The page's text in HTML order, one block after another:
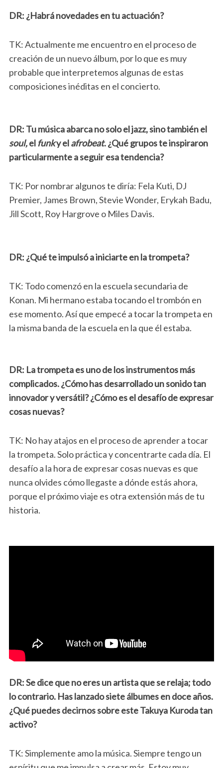
DR: ¿Habrá novedades en tu actuación?
TK: Actualmente me encuentro en el proceso de
creación de un nuevo álbum, por lo que es muy
probable que interpretemos algunas de estas
composiciones inéditas en el concierto.
DR: Tu música abarca no solo el jazz, sino también el
soul,el funky elafrobeat. ¿Qué grupos te inspiraron
particularmente a seguir esa tendencia?
TK: Por nombrar algunos te diría: Fela Kuti, DJ
Premier, James Brown, Stevie Wonder, Erykah Badu,
Jill Scott, Roy Hargrove o Miles Davis.
DR: ¿Qué te impulsó a iniciarte en la trompeta?
TK: Todo comenzó en la escuela secundaria de
Konan. Mi hermano estaba tocando el trombón en
ese momento. Así que empecé a tocar la trompeta en
la misma banda de la escuela en la que él estaba.
DR: La trompeta es uno de los instrumentos más
complicados. ¿Cómo has desarrollado un sonido tan
innovador y versátil? ¿Cómo es el desafío de expresar
cosas nuevas?
TK: No hay atajos en el proceso de aprender a tocar
la trompeta. Solo práctica y concentrarte cada día. El
desafío a la hora de expresar cosas nuevas es que
nunca olvides cómo llegaste a dónde estás ahora,
porque el próximo viaje es otra extensión más de tu
historia.
DR: Se dice que no eres un artista que se relaja; todo
lo contrario. Has lanzado siete álbumes en doce años.
¿Qué puedes decirnos sobre este Takuya Kuroda tan
activo?
TK: Simplemente amo la música. Siempre tengo un